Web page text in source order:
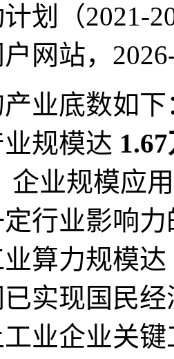
划（2021-
网站，
业底数如
规模达
企业规模应
行业影响
算力规模达
实现国民
业企业关